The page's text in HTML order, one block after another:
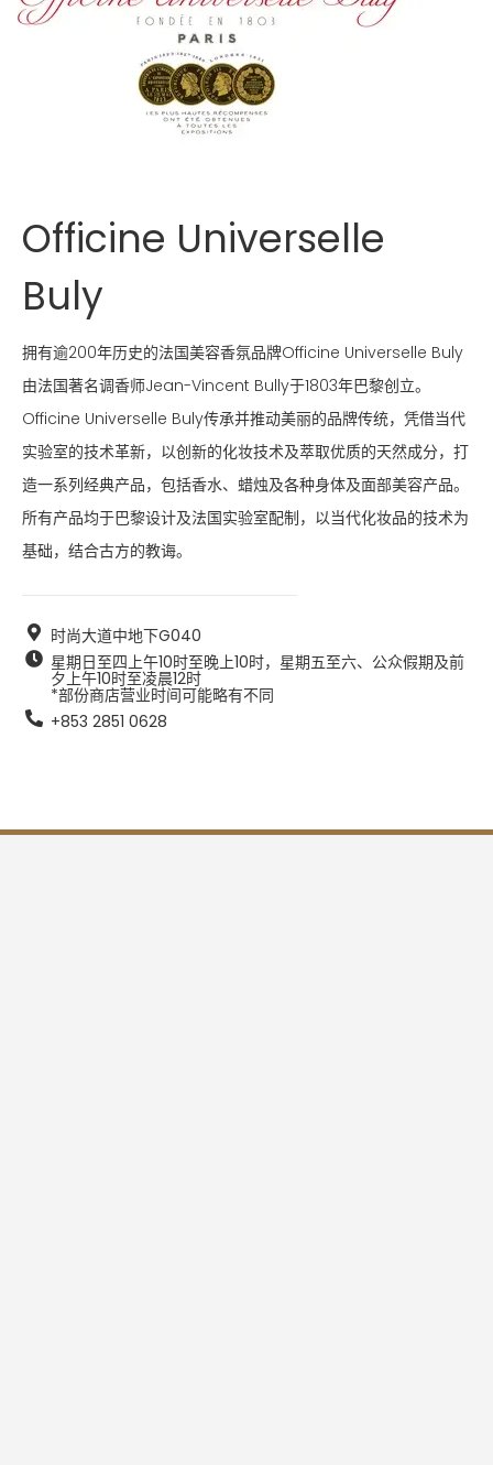
Officine Universelle
Buly
拥有逾200年历史的法国美容香氛品牌Officine Universelle Buly
由法国著名调香师Jean-Vincent Bully于1803年巴黎创立。
Officine Universelle Buly传承并推动美丽的品牌传统，凭借当代
实验室的技术革新，以创新的化妆技术及萃取优质的天然成分，打
造一系列经典产品，包括香水、蜡烛及各种身体及面部美容产品。
所有产品均于巴黎设计及法国实验室配制，以当代化妆品的技术为
基础，结合古方的教诲。
时尚大道中地下G040
星期日至四上午10时至晚上10时，星期五至六、公众假期及前
夕上午10时至凌晨12时
*部份商店营业时间可能略有不同
+853 2851 0628